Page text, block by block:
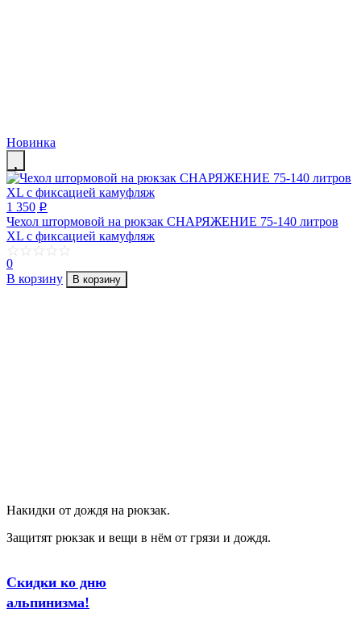
Новинка
1 350 p
Чехол штормовой на рюкзак СНАРЯЖЕНИЕ 75-140 литров
ХL с фиксацией камуфляж
0
В корзину
В корзину
Накидки от дождя на рюкзак.
Защитят рюкзак и вещи в нём от грязи и дождя.
Скидки ко дню
альпинизма!